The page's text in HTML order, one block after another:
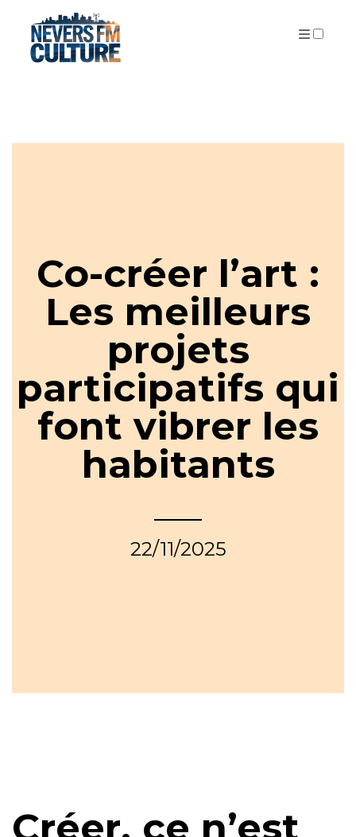
Co-créer l’art :
Les meilleurs
projets
participatifs qui
font vibrer les
habitants
22/11/2025
Créer, ce n’est